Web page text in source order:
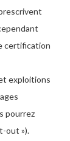
certification
exploitions
pourrez
out »).